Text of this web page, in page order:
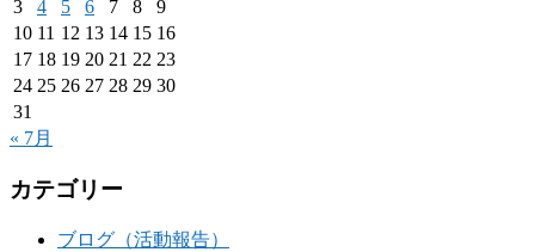
3
4 5 6 7 8
9
10 11 12 13 14 15 16
17 18 19 20 21 22 23
24 25 26 27 28 29 30
31
« 7月
カテゴリー
ブログ（活動報告）